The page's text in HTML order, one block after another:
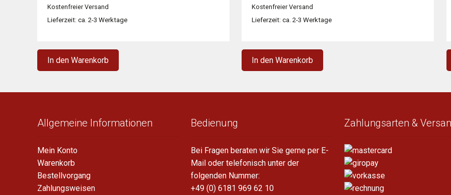
war:
6.520,00 €
Kostenfreier Versand
Lieferzeit: ca. 2-3 Werktage
In den Warenkorb
war:
4.270,00 €
Kostenfreier Versand
Lieferzeit: ca. 2-3 Werktage
In den Warenkorb
Allgemeine Informationen
Mein Konto
Warenkorb
Bestellvorgang
Zahlungsweisen
Bedienung
Bei Fragen beraten wir Sie gerne per E-
Mail oder telefonisch unter der
folgenden Nummer:
+49 (0) 6181 969 62 10
Zahlungsarten &